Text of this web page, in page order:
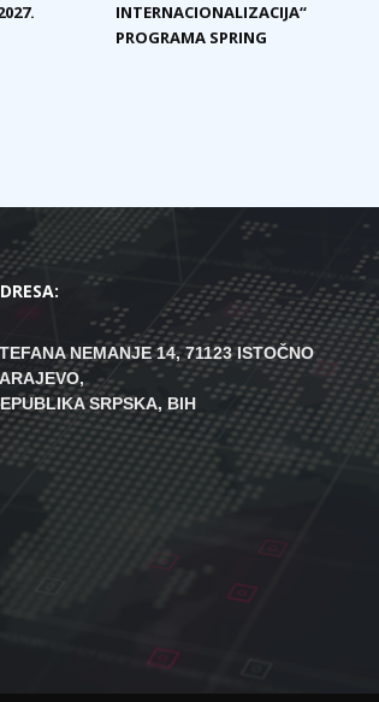
INTERNACIONALIZACIJA“
PROGRAMA SPRING
NEMANJE 14, 71123 ISTOČNO
SRPSKA, BIH